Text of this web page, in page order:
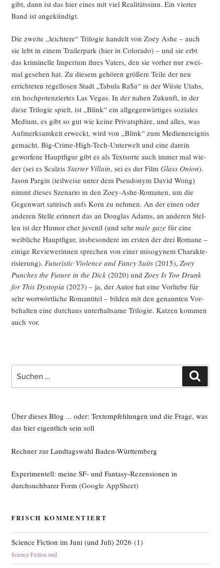
gibt, dann ist das hier eines mit viel Rea­li­täts­sinn. Ein vier­ter
Band ist angekündigt.
Die zwei­te „leich­te­re“ Tri­lo­gie han­delt von Zoey Ashe – auch
sie lebt in einem Trai­ler­park (hier in Colo­ra­do) – und sie erbt
das kri­mi­nel­le Impe­ri­um ihres Vaters, den sie vor­her nur zwei­
mal gese­hen hat. Zu die­sem gehö­ren grö­ße­re Tei­le der neu
errich­te­ten regel­lo­sen Stadt „Tabu­la Ra$a“ in der Wüs­te Utahs,
ein hoch­po­ten­zier­tes Las Vegas. In der nahen Zukunft, in der
die­se Tri­lo­gie spielt, ist „Blink“ ein all­ge­gen­wär­ti­ges sozia­les
Medi­um, es gibt so gut wie kei­ne Pri­vat­sphä­re, und alles, was
Auf­merk­sam­keit erweckt, wird von „Blink“ zum Medi­en­er­eig­nis
gemacht. Big-Crime-High-Tech-Unter­welt und eine dar­ein
gewor­fe­ne Haupt­fi­gur gibt es als Text­sor­te auch immer mal wie­
der (sei es Scal­zis Star­ter Vil­lain, sei es der Film Glass Oni­on).
Jason Par­gin (teil­wei­se unter dem Pseud­onym David Wong)
nimmt die­ses Sze­na­rio in den Zoey-Ashe-Roma­nen, um die
Gegen­wart sati­risch aufs Korn zu neh­men. An der einen oder
ande­ren Stel­le erin­nert das an Dou­glas Adams, an ande­ren Stel­
len ist der Humor eher juve­nil (und sehr male gaze für eine
weib­li­che Haupt­fi­gur, ins­be­son­de­re im ers­ten der drei Roma­ne –
eini­ge Reviewe­rin­nen spre­chen von einer miso­gy­nem Cha­rak­te­
ri­sie­rung). Futu­ristic Vio­lence and Fan­cy Suits(2015), Zoey
Pun­ches the Future in the Dick(2020) und Zoey Is Too Drunk
for This Dys­to­pia (2023) – ja, der Autor hat eine Vor­lie­be für
sehr wort­wört­li­che Roman­ti­tel – bil­den mit den genann­ten Vor­
be­hal­ten eine durch­aus unter­halt­sa­me Tri­lo­gie. Kat­zen kom­men
auch vor.
nach:
Über dieses Blog ... oder: Textempfehlungen und die Frage, was
das hier eigentlich sein soll
Rechner zur Landtagswahl Baden-Württemberg
Experimentell: meine SF- und Fantasy-Rezensionen in
durchsuchbarer Form(Google AppSheet)
FRISCH KOMMENTIERT
Science Fiction im Juni (und Juli) 2026 (1)
Science Fiction und